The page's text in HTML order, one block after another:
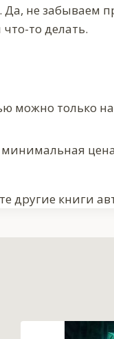
не забываем
то делать.
можно только на
минимальная
другие книги